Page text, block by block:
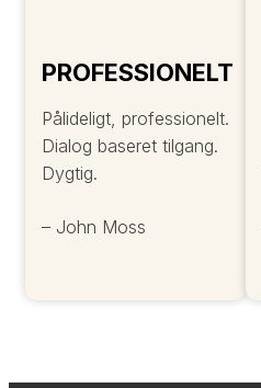
PROFESSIONELT
Pålideligt, professionelt.
Dialog baseret tilgang.
Dygtig.
– John Moss